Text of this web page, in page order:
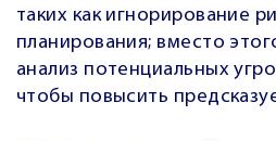
таких как игнорирование
планирования; вместо
анализ потенциальных
чтобы повысить